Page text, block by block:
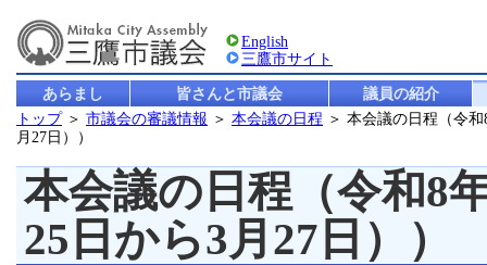
English
三鷹市サイト
あらまし 皆さんと市議会
議員の紹介
トップ＞ 市議会の審議情報 ＞ 本会議の日程 ＞ 本会議の日程（令
月27日））
本会議の日程（令和8
25日から3月27日））